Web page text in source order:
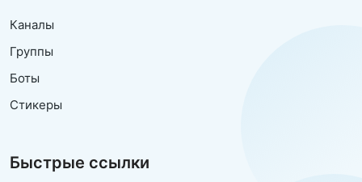
Каналы
Группы
Боты
Стикеры
Быстрые ссылки